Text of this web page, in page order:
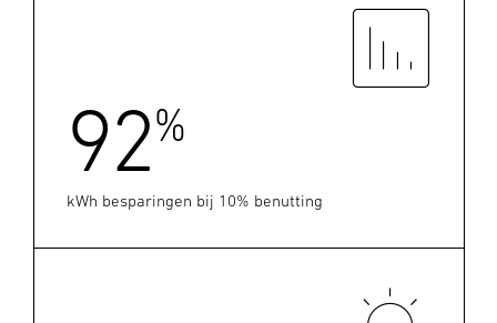
92%
kWh besparingen bij 10% benutting